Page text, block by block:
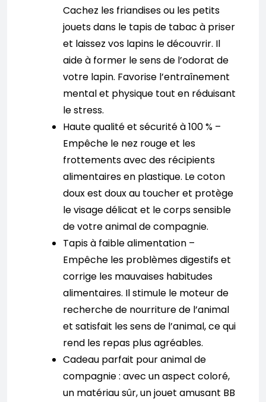
Cachez les friandises ou les petits
jouets dans le tapis de tabac à priser
et laissez vos lapins le découvrir. Il
aide à former le sens de l’odorat de
votre lapin. Favorise l’entraînement
mental et physique tout en réduisant
le stress.
Haute qualité et sécurité à 100 % –
Empêche le nez rouge et les
frottements avec des récipients
alimentaires en plastique. Le coton
doux est doux au toucher et protège
le visage délicat et le corps sensible
de votre animal de compagnie.
Tapis à faible alimentation –
Empêche les problèmes digestifs et
corrige les mauvaises habitudes
alimentaires. Il stimule le moteur de
recherche de nourriture de l’animal
et satisfait les sens de l’animal, ce qui
rend les repas plus agréables.
Cadeau parfait pour animal de
compagnie : avec un aspect coloré,
un matériau sûr, un jouet amusant BB